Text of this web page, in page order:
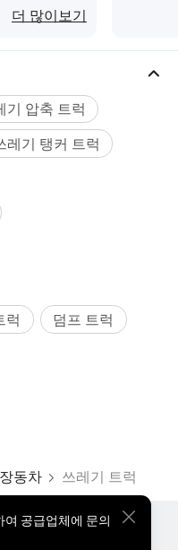
더 많이보기
기 압축 트럭
레기 탱커 트럭
럭
덤프 트럭
동차 쓰레기 트럭
공급업체에 문의
핫 제품
스타 바이어